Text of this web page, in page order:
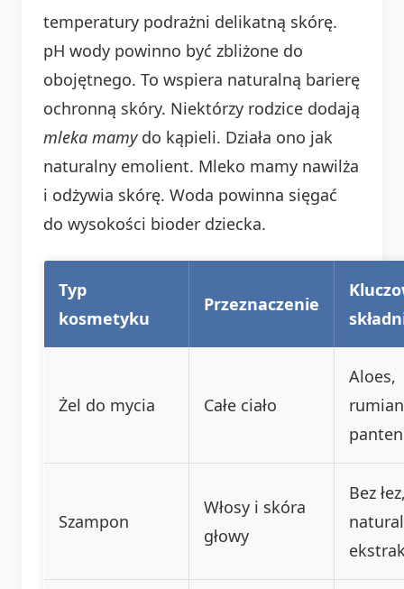
temperatury podrażni delikatną skórę.
pH wody powinno być zbliżone do
obojętnego. To wspiera naturalną barierę
ochronną skóry. Niektórzy rodzice dodają
mleka mamydo kąpieli. Działa ono jak
naturalny emolient. Mleko mamy nawilża
i odżywia skórę. Woda powinna sięgać
do wysokości bioder dziecka.
Typ
kosmetyku
Przeznaczenie
Żel do mycia Całe ciało
Aloes,
Szampon
Włosy i skóra
głowy
Bez